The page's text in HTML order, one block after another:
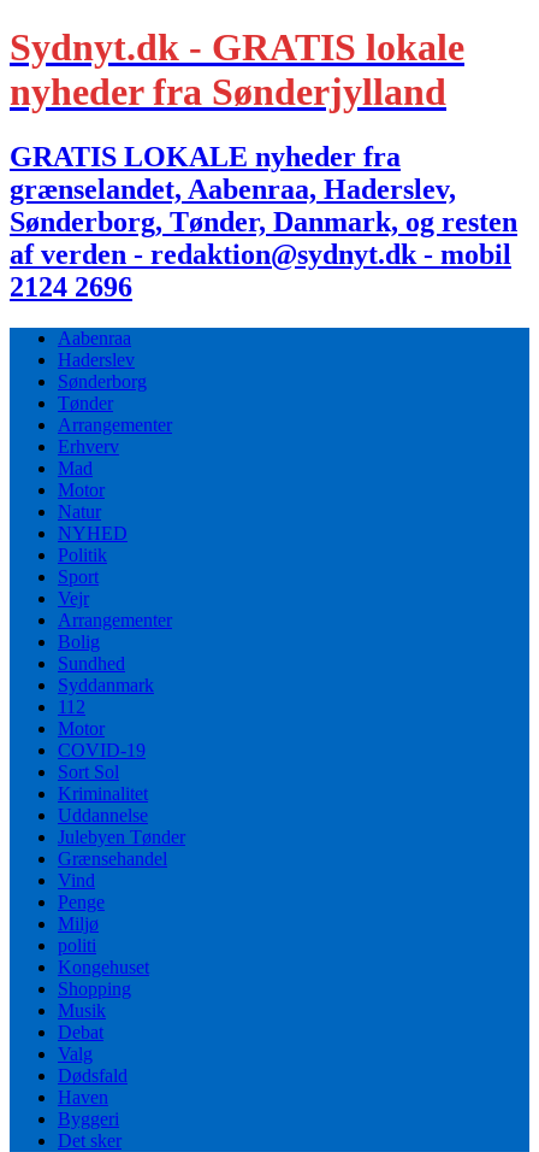
Sydnyt.dk - GRATIS lokale
nyheder fra Sønderjylland
GRATIS LOKALE nyheder fra
grænselandet, Aabenraa, Haderslev,
Sønderborg, Tønder, Danmark, og resten
af verden - redaktion@sydnyt.dk - mobil
2124 2696
Aabenraa
Haderslev
Sønderborg
Tønder
Arrangementer
Erhverv
Mad
Motor
Natur
NYHED
Politik
Sport
Vejr
Arrangementer
Bolig
Sundhed
Syddanmark
112
Motor
COVID-19
Sort Sol
Kriminalitet
Uddannelse
Julebyen Tønder
Grænsehandel
Vind
Penge
Miljø
politi
Kongehuset
Shopping
Musik
Debat
Valg
Dødsfald
Haven
Byggeri
Det sker